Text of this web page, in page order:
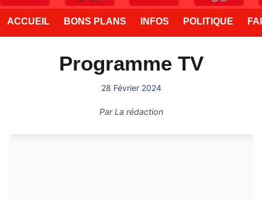
ACCUEIL BONS PLANS INFOS POLITIQUE
Programme TV
28 Février 2024
ParLa rédaction